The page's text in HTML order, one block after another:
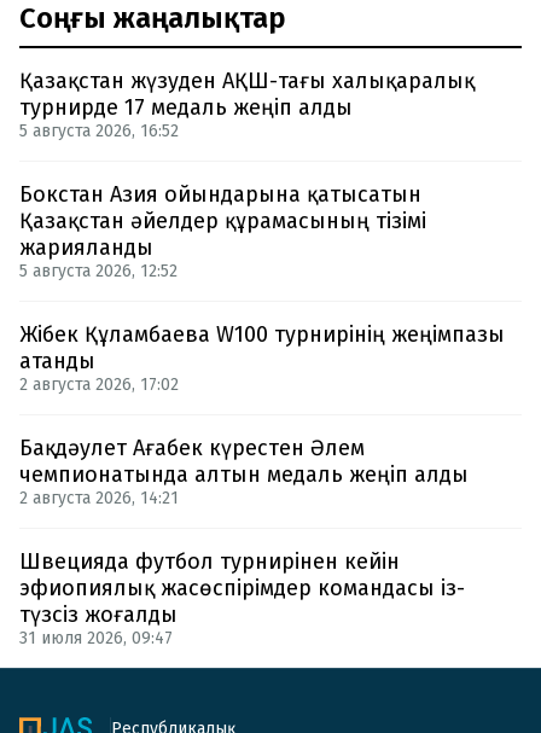
Соңғы жаңалықтар
Қазақстан жүзуден АҚШ-тағы халықаралық
турнирде 17 медаль жеңіп алды
5 августа 2026, 16:52
Бокстан Азия ойындарына қатысатын
Қазақстан әйелдер құрамасының тізімі
жарияланды
5 августа 2026, 12:52
Жібек Құламбаева W100 турнирінің жеңімпазы
атанды
2 августа 2026, 17:02
Бақдәулет Ағабек күрестен Әлем
чемпионатында алтын медаль жеңіп алды
2 августа 2026, 14:21
Швецияда футбол турнирінен кейін
эфиопиялық жасөспірімдер командасы із-
түзсіз жоғалды
31 июля 2026, 09:47